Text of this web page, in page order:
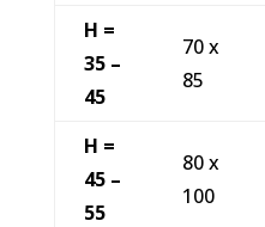
H =
35 –
45
70 x
85
H =
45 –
55
80 x
100